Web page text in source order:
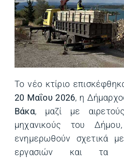
Το νέο κτίριο
20 Μαΐου 2026, η
Βάκα, μαζί με
μηχανικούς του
ενημερωθούν σχετικά
εργασιών και τα